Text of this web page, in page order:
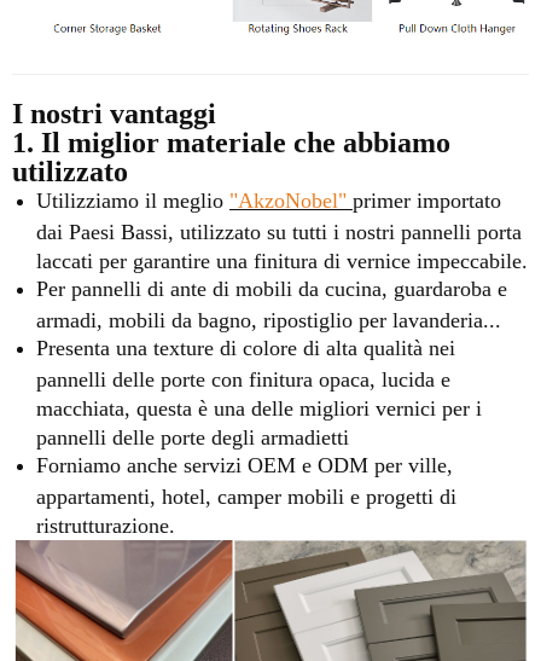
I nostri vantaggi
1. Il miglior materiale che abbiamo
utilizzato
Utilizziamo il meglio "AkzoNobel" primer importato
dai Paesi Bassi, utilizzato su tutti i nostri pannelli porta
laccati per garantire una finitura di vernice impeccabile.
Per pannelli di ante di mobili da cucina, guardaroba e
armadi, mobili da bagno, ripostiglio per lavanderia...
Presenta una texture di colore di alta qualità nei
pannelli delle porte con finitura opaca, lucida e
macchiata, questa è una delle migliori vernici per i
pannelli delle porte degli armadietti
Forniamo anche servizi OEM e ODM per ville,
appartamenti, hotel, camper mobili e progetti di
ristrutturazione.